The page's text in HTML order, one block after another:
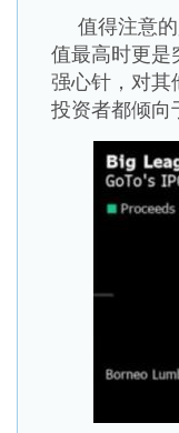
值得注意
值最高时更是
强心针，对其
投资者都倾向